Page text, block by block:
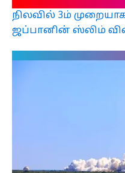
நிலவில் 3ம்
ஜப்பானின் ஸ்லிம்